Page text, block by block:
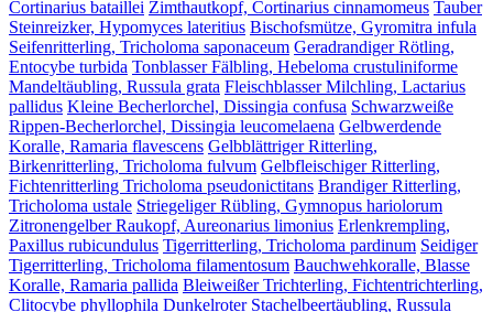
Cortinarius bataillei Zimthautkopf, Cortinarius cinnamomeus Tauber
Steinreizker, Hypomyces lateritius Bischofsmütze, Gyromitra infula
Seifenritterling, Tricholoma saponaceum Geradrandiger Rötling,
Entocybe turbida Tonblasser Fälbling, Hebeloma crustuliniforme
Mandeltäubling, Russula grata Fleischblasser Milchling, Lactarius
pallidus Kleine Becherlorchel, Dissingia confusa Schwarzweiße
Rippen-Becherlorchel, Dissingia leucomelaena Gelbwerdende
Koralle, Ramaria flavescens Gelbblättriger Ritterling,
Birkenritterling, Tricholoma fulvum Gelbfleischiger Ritterling,
Fichtenritterling Tricholoma pseudonictitans Brandiger Ritterling,
Tricholoma ustale Striegeliger Rübling, Gymnopus hariolorum
Zitronengelber Raukopf, Aureonarius limonius Erlenkrempling,
Paxillus rubicundulus Tigerritterling, Tricholoma pardinum Seidiger
Tigerritterling, Tricholoma filamentosum Bauchwehkoralle, Blasse
Koralle, Ramaria pallida Bleiweißer Trichterling, Fichtentrichterling,
Clitocybe phyllophila Dunkelroter Stachelbeertäubling, Russula